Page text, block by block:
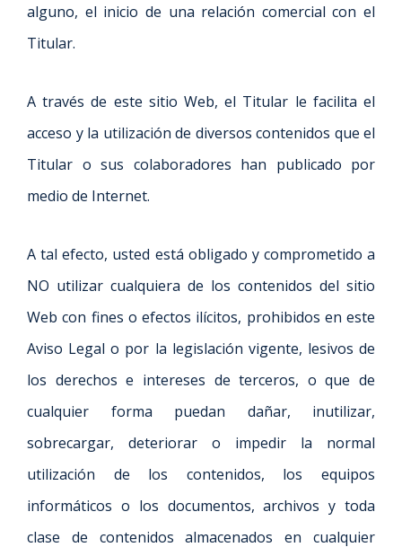
alguno, el inicio de una relación comercial con el
Titular.
A través de este sitio Web, el Titular le facilita el
acceso y la utilización de diversos contenidos que el
Titular o sus colaboradores han publicado por
medio de Internet.
A tal efecto, usted está obligado y comprometido a
NO utilizar cualquiera de los contenidos del sitio
Web con fines o efectos ilícitos, prohibidos en este
Aviso Legal o por la legislación vigente, lesivos de
los derechos e intereses de terceros, o que de
cualquier forma puedan dañar, inutilizar,
sobrecargar, deteriorar o impedir la normal
utilización de los contenidos, los equipos
informáticos o los documentos, archivos y toda
clase de contenidos almacenados en cualquier